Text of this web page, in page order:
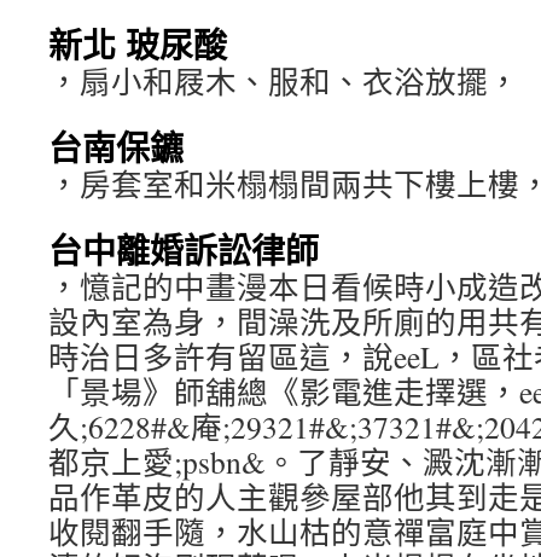
新北 玻尿酸
，扇小和屐木、服和、衣浴放擺，
台南保鑣
，房套室和米榻榻間兩共下樓上樓
台中離婚訴訟律師
，憶記的中畫漫本日看候時小成造
設內室為身，間澡洗及所廁的用共
時治日多許有留區這，說eeL，區
「景場》師舖總《影電進走擇選，
久;6228#&庵
都京上愛;psbn&。了靜安、澱沈漸
品作革皮的人主觀參屋部他其到走
收閱翻手隨，水山枯的意禪富庭中